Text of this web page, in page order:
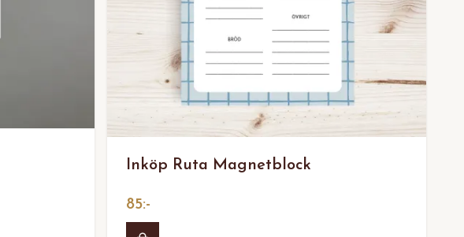
Inköp Ruta Magnetblock
85:-